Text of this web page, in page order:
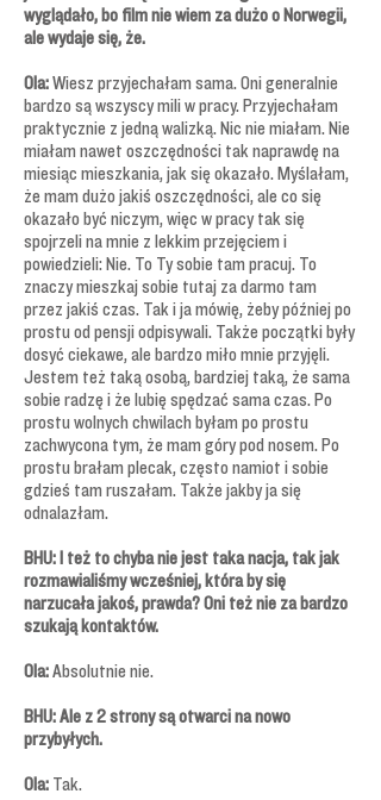
wyglądało, bo film nie wiem za dużo o Norwegii,
ale wydaje się, że.
Ola:Wiesz przyjechałam sama. Oni generalnie
bardzo są wszyscy mili w pracy. Przyjechałam
praktycznie z jedną walizką. Nic nie miałam. Nie
miałam nawet oszczędności tak naprawdę na
miesiąc mieszkania, jak się okazało. Myślałam,
że mam dużo jakiś oszczędności, ale co się
okazało być niczym, więc w pracy tak się
spojrzeli na mnie z lekkim przejęciem i
powiedzieli: Nie. To Ty sobie tam pracuj. To
znaczy mieszkaj sobie tutaj za darmo tam
przez jakiś czas. Tak i ja mówię, żeby później po
prostu od pensji odpisywali. Także początki były
dosyć ciekawe, ale bardzo miło mnie przyjęli.
Jestem też taką osobą, bardziej taką, że sama
sobie radzę i że lubię spędzać sama czas. Po
prostu wolnych chwilach byłam po prostu
zachwycona tym, że mam góry pod nosem. Po
prostu brałam plecak, często namiot i sobie
gdzieś tam ruszałam. Także jakby ja się
odnalazłam.
BHU: I też to chyba nie jest taka nacja, tak jak
rozmawialiśmy wcześniej, która by się
narzucała jakoś, prawda? Oni też nie za bardzo
szukają kontaktów.
Ola:Absolutnie nie.
BHU: Ale z 2 strony są otwarci na nowo
przybyłych.
Ola: Tak.